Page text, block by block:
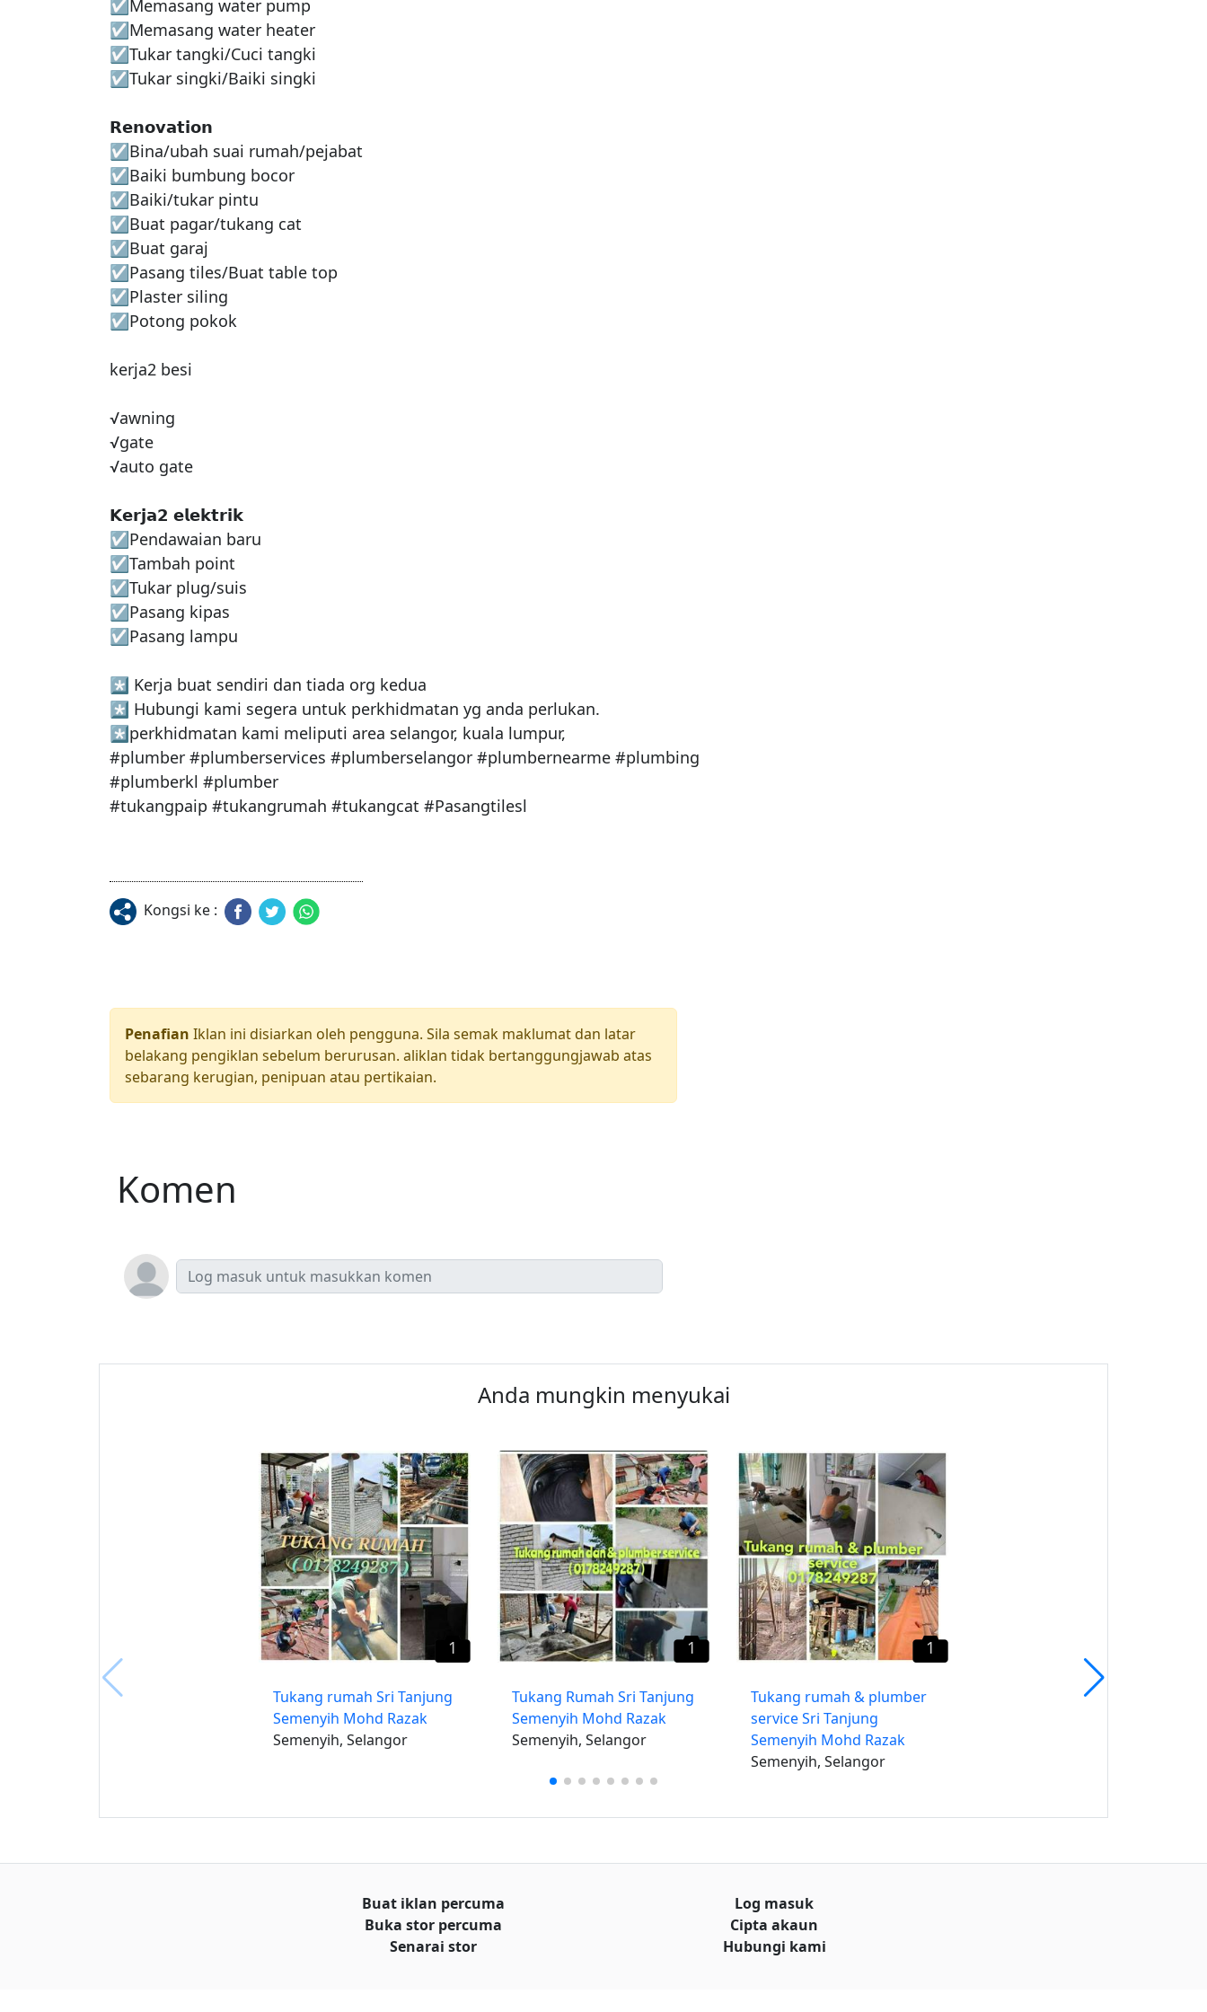
☑Memasang water pump
☑Memasang water heater
☑Tukar tangki/Cuci tangki
☑Tukar singki/Baiki singki
𝗥𝗲𝗻𝗼𝘃𝗮𝘁𝗶𝗼𝗻
☑Bina/ubah suai rumah/pejabat
☑Baiki bumbung bocor
☑Baiki/tukar pintu
☑Buat pagar/tukang cat
☑Buat garaj
☑Pasang tiles/Buat table top
☑Plaster siling
☑Potong pokok
kerja2 besi
√awning
√gate
√auto gate
𝗞𝗲𝗿𝗷𝗮𝟮 𝗲𝗹𝗲𝗸𝘁𝗿𝗶𝗸
☑Pendawaian baru
☑Tambah point
☑Tukar plug/suis
☑Pasang kipas
☑Pasang lampu
*️⃣ Kerja buat sendiri dan tiada org kedua
*️⃣ Hubungi kami segera untuk perkhidmatan yg anda perlukan.
*️⃣perkhidmatan kami meliputi area selangor, kuala lumpur,
#plumber #plumberservices #plumberselangor #plumbernearme #plumbing
#plumberkl #plumber
#tukangpaip #tukangrumah #tukangcat #Pasangtilesl
Kongsi ke :
Penafian Iklan ini disiarkan oleh pengguna. Sila semak maklumat dan latar
belakang pengiklan sebelum berurusan. aliklan tidak bertanggungjawab atas
sebarang kerugian, penipuan atau pertikaian.
Komen
Anda mungkin menyukai
1
Tukang rumah Sri Tanjung
Semenyih Mohd Razak
Semenyih, Selangor
1
Tukang Rumah Sri Tanjung
Semenyih Mohd Razak
Semenyih, Selangor
1
Tukang rumah & plumber
service Sri Tanjung
Semenyih Mohd Razak
Semenyih, Selangor
Buat iklan percuma
Buka stor percuma
Senarai stor
Log masuk
Cipta akaun
Hubungi kami